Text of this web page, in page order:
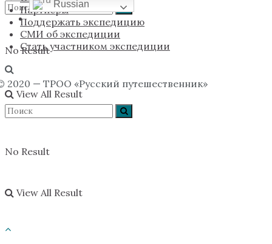
No Result
View All Result
Russian
No Result
View All Result
Партнёры
Поддержать экспедицию
СМИ об экспедиции
Стать участником экспедиции
2020 — ТРОО «Русский путешественник»